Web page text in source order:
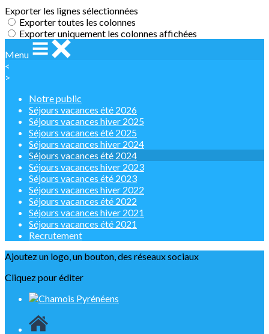
Exporter les lignes sélectionnées
Exporter toutes les colonnes
Exporter uniquement les colonnes affichées
Menu
<
>
Notre public
Séjours vacances été 2026
Séjours vacances hiver 2025
Séjours vacances été 2025
Séjours vacances hiver 2024
Séjours vacances été 2024
Séjours vacances hiver 2023
Séjours vacances été 2023
Séjours vacances hiver 2022
Séjours vacances été 2022
Séjours vacances hiver 2021
Séjours vacances été 2021
Recrutement
Ajoutez un logo, un bouton, des réseaux sociaux
Cliquez pour éditer